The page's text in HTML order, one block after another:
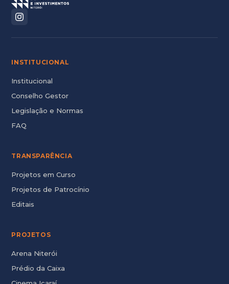
INSTITUCIONAL
Institucional
Conselho Gestor
Legislação e Normas
FAQ
TRANSPARÊNCIA
Projetos em Curso
Projetos de Patrocínio
Editais
PROJETOS
Arena Niterói
Prédio da Caixa